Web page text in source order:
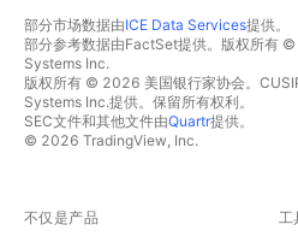
部分市场数据由ICE Data Services提供。
部分参考数据由FactSet提供。版权所有
Systems Inc.
版权所有 © 2026 美国银行家协会。
Systems Inc.提供。保留所有权利。
SEC文件和其他文件由Quartr提供。
© 2026 TradingView, Inc.
不仅是产品 工